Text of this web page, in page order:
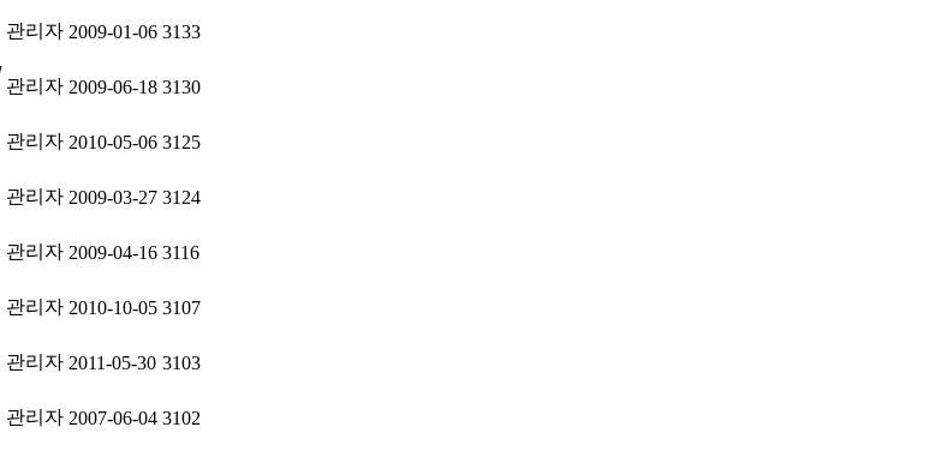
관리자 2009-01-06 3133
관리자 2009-06-18 3130
관리자 2010-05-06 3125
관리자 2009-03-27 3124
관리자 2009-04-16 3116
관리자 2010-10-05 3107
관리자 2011-05-30 3103
관리자 2007-06-04 3102